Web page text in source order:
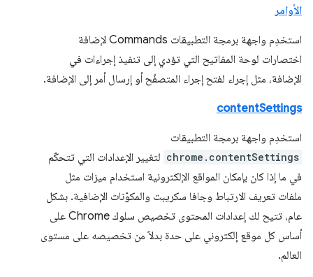
الأوامر
استخدِم واجهة برمجة التطبيقات Commands لإضافة
اختصارات لوحة المفاتيح التي تؤدي إلى تنفيذ إجراءات في
الإضافة، مثل إجراء لفتح إجراء المتصفّح أو إرسال أمر إلى الإضافة.
contentSettings
استخدِم واجهة برمجة التطبيقات
chrome.contentSettings لتغيير الإعدادات التي تتحكّم
في ما إذا كان بإمكان المواقع الإلكترونية استخدام ميزات مثل
ملفات تعريف الارتباط وجافا سكريبت والمكوّنات الإضافية. بشكل
عام، تتيح لك إعدادات المحتوى تخصيص سلوك Chrome على
أساس كل موقع إلكتروني على حدة بدلاً من تخصيصه على مستوى
العالم.